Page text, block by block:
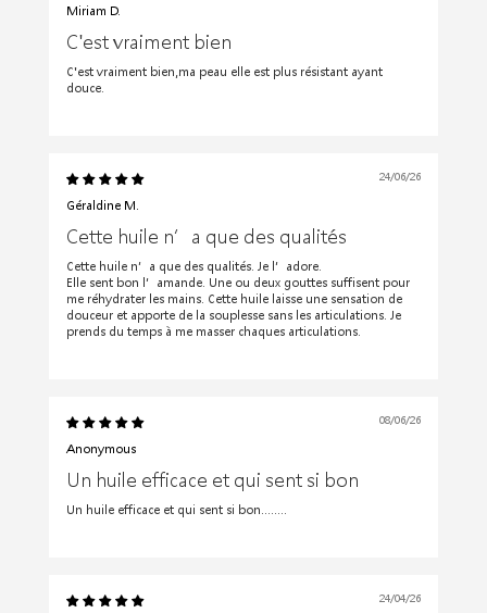
Miriam D.
C'est vraiment bien
C'est vraiment bien,ma peau elle est plus résistant ayant
douce.
24/06/26
Géraldine M.
Cette huile n’a que des qualités
Cette huile n’a que des qualités. Je l’adore.
Elle sent bon l’amande. Une ou deux gouttes suffisent pour
me réhydrater les mains. Cette huile laisse une sensation de
douceur et apporte de la souplesse sans les articulations. Je
prends du temps à me masser chaques articulations.
08/06/26
Anonymous
Un huile efficace et qui sent si bon
Un huile efficace et qui sent si bon........
24/04/26